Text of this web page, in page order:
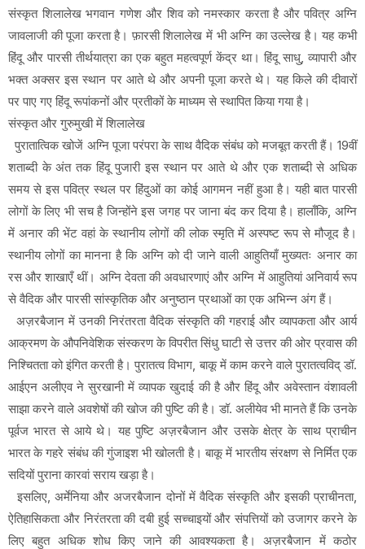
संस्कृत शिलालेख भगवान गणेश और शिव को नमस्कार करता है और पवित्र अग्नि
जावलाजी की पूजा करता है। फ़ारसी शिलालेख में भी अग्नि का उल्लेख है। यह कभी
हिंदू और पारसी तीर्थयात्रा का एक बहुत महत्वपूर्ण केंद्र था। हिंदू साधु, व्यापारी और
भक्त अक्सर इस स्थान पर आते थे और अपनी पूजा करते थे। यह किले की दीवारों
पर पाए गए हिंदू रूपांकनों और प्रतीकों के माध्यम से स्थापित किया गया है।
संस्कृत और गुरुमुखी में शिलालेख
पुरातात्विक खोजें अग्नि पूजा परंपरा के साथ वैदिक संबंध को मजबूत करती हैं। 19वीं
शताब्दी के अंत तक हिंदू पुजारी इस स्थान पर आते थे और एक शताब्दी से अधिक
समय से इस पवित्र स्थल पर हिंदुओं का कोई आगमन नहीं हुआ है। यही बात पारसी
लोगों के लिए भी सच है जिन्होंने इस जगह पर जाना बंद कर दिया है। हालाँकि, अग्नि
में अनार की भेंट वहां के स्थानीय लोगों की लोक स्मृति में अस्पष्ट रूप से मौजूद है।
स्थानीय लोगों का मानना है कि अग्नि को दी जाने वाली आहुतियाँ मुख्यतः अनार का
रस और शाखाएँ थीं। अग्नि देवता की अवधारणाएं और अग्नि में आहुतियां अनिवार्य रूप
से वैदिक और पारसी सांस्कृतिक और अनुष्ठान प्रथाओं का एक अभिन्न अंग हैं।
अज़रबैजान में उनकी निरंतरता वैदिक संस्कृति की गहराई और व्यापकता और आर्य
आक्रमण के औपनिवेशिक संस्करण के विपरीत सिंधु घाटी से उत्तर की ओर प्रवास की
निश्चितता को इंगित करती है। पुरातत्व विभाग, बाकू में काम करने वाले पुरातत्वविद् डॉ.
आईएन अलीएव ने सुरखानी में व्यापक खुदाई की है और हिंदू और अवेस्तान वंशावली
साझा करने वाले अवशेषों की खोज की पुष्टि की है। डॉ. अलीयेव भी मानते हैं कि उनके
पूर्वज भारत से आये थे। यह पुष्टि अज़रबैजान और उसके क्षेत्र के साथ प्राचीन
भारत के गहरे संबंध की गुंजाइश भी खोलती है। बाकू में भारतीय संरक्षण से निर्मित एक
सदियों पुराना कारवां सराय खड़ा है।
इसलिए, अर्मेनिया और अजरबैजान दोनों में वैदिक संस्कृति और इसकी प्राचीनता,
ऐतिहासिकता और निरंतरता की दबी हुई सच्चाइयों और संपत्तियों को उजागर करने के
लिए बहुत अधिक शोध किए जाने की आवश्यकता है। अज़रबैजान में कठोर